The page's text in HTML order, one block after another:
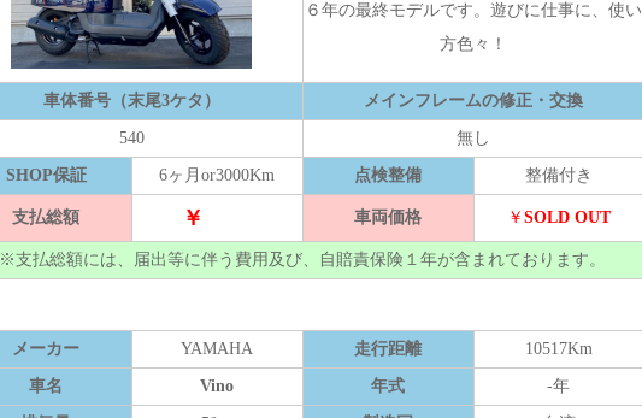
６年の最終モデルです。遊びに仕事に、使い
方色々！
車体番号（末尾3ケタ） メインフレームの修正・交換
540 無し
SHOP保証 6ヶ月or3000Km 点検整備 整備付き
支払総額 ￥ 車両価格 ￥ SOLD OUT
※支払総額には、届出等に伴う費用及び、自賠責保険１年が含まれております。
メーカー YAMAHA 走行距離 10517Km
車名 Vino 年式 -年